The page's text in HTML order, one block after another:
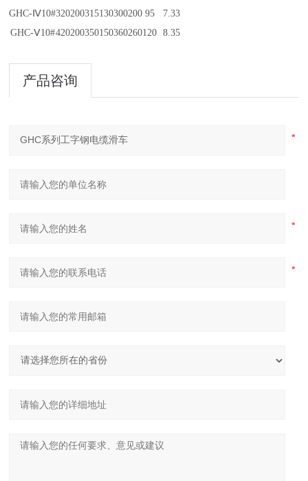
GHC-Ⅳ10#320200315130300200 95
7.33
GHC-Ⅴ10#420200350150360260120 8.35
产品咨询